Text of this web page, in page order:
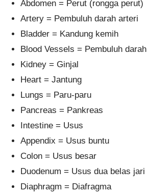
Abdomen = Perut (rongga perut)
Artery = Pembuluh darah arteri
Bladder = Kandung kemih
Blood Vessels = Pembuluh darah
Kidney = Ginjal
Heart = Jantung
Lungs = Paru-paru
Pancreas = Pankreas
Intestine = Usus
Appendix = Usus buntu
Colon = Usus besar
Duodenum = Usus dua belas jari
Diaphragm = Diafragma